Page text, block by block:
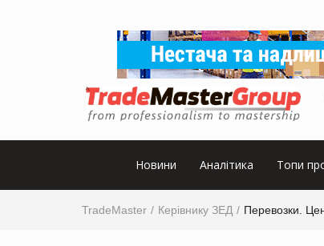
Новини Аналітика Топи
TradeMaster Керівнику ЗЕД Перевозки.